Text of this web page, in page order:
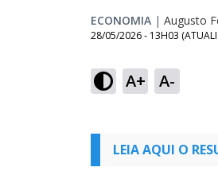
ECONOMIA | Augusto
28/05/2026 - 13H03
A+ A-
LEIA AQUI O